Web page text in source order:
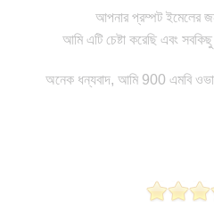
আপনার প্রম্পট ইমেলের
আমি এটি চেষ্টা করেছি এবং
অনেক ধন্যবাদ, আমি 900 এমবি